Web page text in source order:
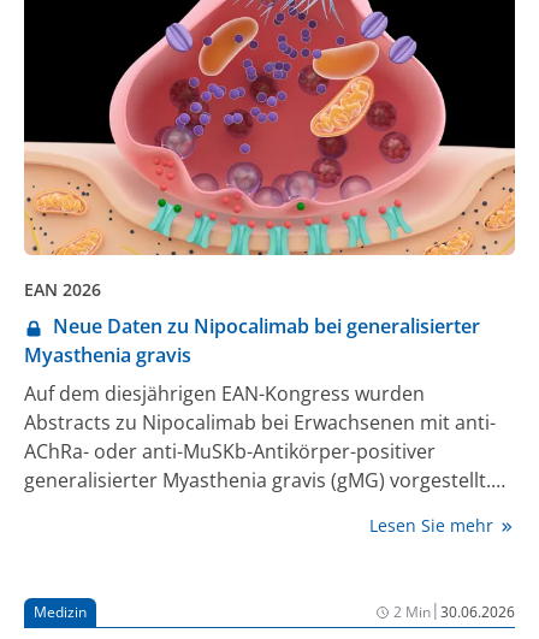
EAN 2026
Neue Daten zu Nipocalimab bei generalisierter
Myasthenia gravis
Auf dem diesjährigen EAN-Kongress wurden
Abstracts zu Nipocalimab bei Erwachsenen mit anti-
AChRa- oder anti-MuSKb-Antikörper-positiver
generalisierter Myasthenia gravis (gMG) vorgestellt.
frühen Erkrankungsstadien, mit geringerer
Infektionen. Darüber hinaus wurde das Studiendesign
einer neuen Studie zum Einsatz von Nipocalimab in
Lesen Sie mehr
Medizin 2 Min|30.06.2026